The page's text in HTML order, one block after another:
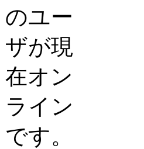
のユー
ザが現
在オン
ライン
です。